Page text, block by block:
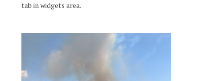
tab in widgets area.